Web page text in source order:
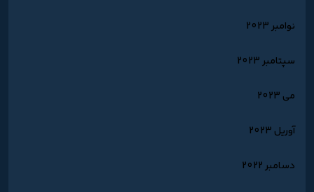
نوامبر 2023
سپتامبر 2023
می 2023
آوریل 2023
دسامبر 2022